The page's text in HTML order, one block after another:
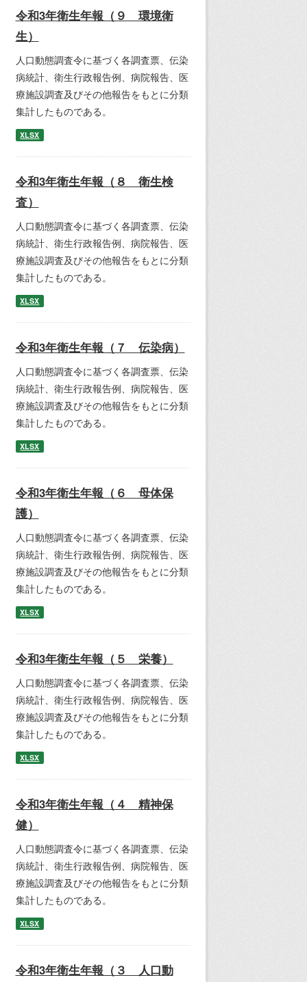
令和3年衛生年報（９ 環境衛
生）
人口動態調査令に基づく各調査票、伝染
病統計、衛生行政報告例、病院報告、医
療施設調査及びその他報告をもとに分類
集計したものである。
XLSX
令和3年衛生年報（８ 衛生検
査）
人口動態調査令に基づく各調査票、伝染
病統計、衛生行政報告例、病院報告、医
療施設調査及びその他報告をもとに分類
集計したものである。
XLSX
令和3年衛生年報（７ 伝染病）
人口動態調査令に基づく各調査票、伝染
病統計、衛生行政報告例、病院報告、医
療施設調査及びその他報告をもとに分類
集計したものである。
XLSX
令和3年衛生年報（６ 母体保
護）
人口動態調査令に基づく各調査票、伝染
病統計、衛生行政報告例、病院報告、医
療施設調査及びその他報告をもとに分類
集計したものである。
XLSX
令和3年衛生年報（５ 栄養）
人口動態調査令に基づく各調査票、伝染
病統計、衛生行政報告例、病院報告、医
療施設調査及びその他報告をもとに分類
集計したものである。
XLSX
令和3年衛生年報（４ 精神保
健）
人口動態調査令に基づく各調査票、伝染
病統計、衛生行政報告例、病院報告、医
療施設調査及びその他報告をもとに分類
集計したものである。
XLSX
令和3年衛生年報（３ 人口動